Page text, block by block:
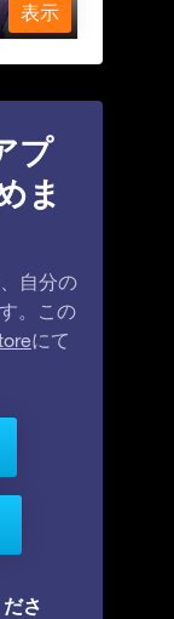
表示
プ
ま
自分の
。この
にて
さ